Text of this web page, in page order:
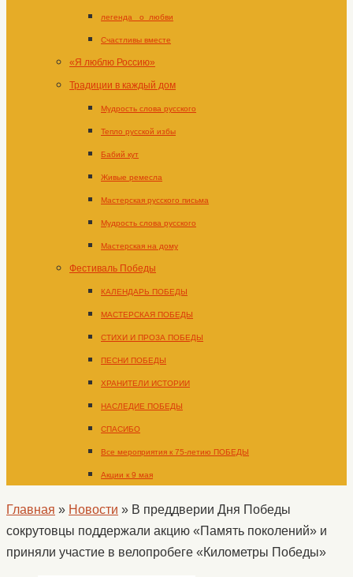
легенда _о_любви
Счастливы вместе
«Я люблю Россию»
Традиции в каждый дом
Мудрость слова русского
Тепло русской избы
Бабий кут
Живые ремесла
Мастерская русского письма
Мудрость слова русского
Мастерская на дому
Фестиваль Победы
КАЛЕНДАРЬ ПОБЕДЫ
МАСТЕРСКАЯ ПОБЕДЫ
СТИХИ И ПРОЗА ПОБЕДЫ
ПЕСНИ ПОБЕДЫ
ХРАНИТЕЛИ ИСТОРИИ
НАСЛЕДИЕ ПОБЕДЫ
СПАСИБО
Все мероприятия к 75-летию ПОБЕДЫ
Акции к 9 мая
Главная » Новости » В преддверии Дня Победы
сокрутовцы поддержали акцию «Память поколений» и
приняли участие в велопробеге «Километры Победы»